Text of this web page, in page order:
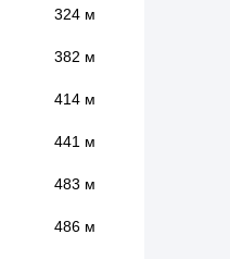
324 м
382 м
414 м
441 м
483 м
486 м